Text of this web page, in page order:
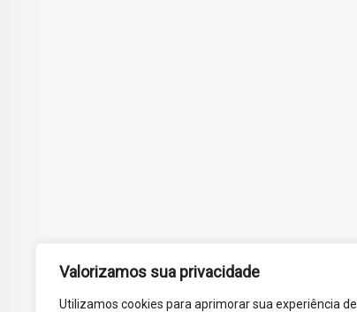
Valorizamos sua privacidade
Utilizamos cookies para aprimorar sua experiência de